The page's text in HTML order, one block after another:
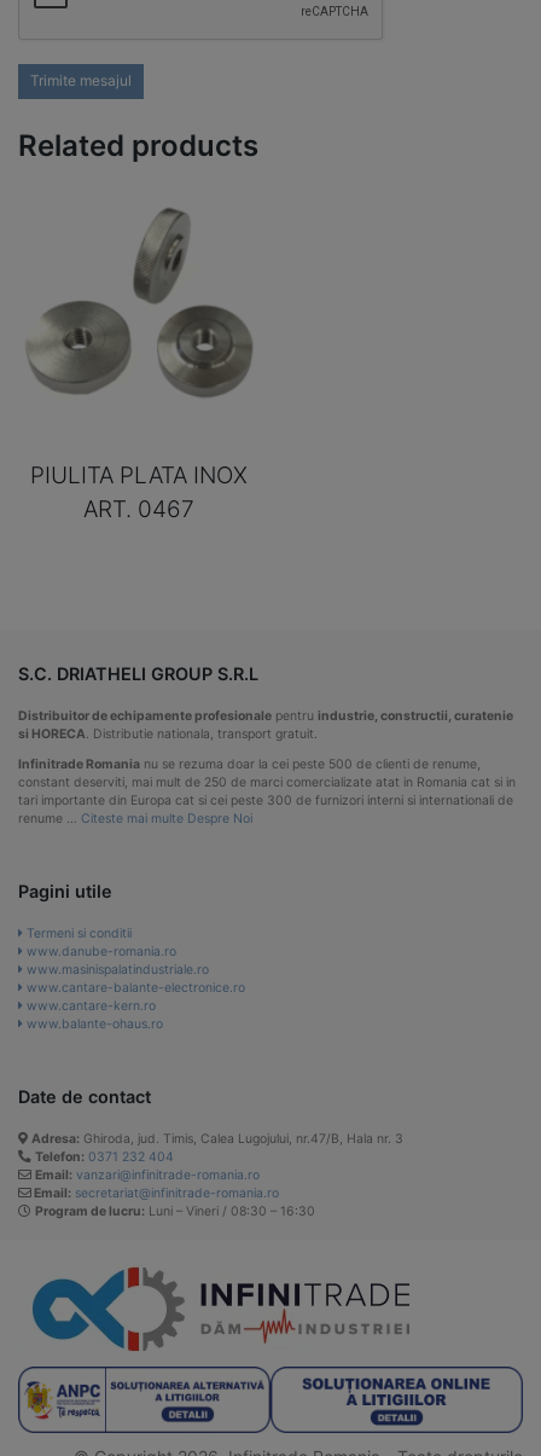
Trimite mesajul
Related products
PIULITA PLATA INOX
ART. 0467
S.C. DRIATHELI GROUP S.R.L
Distribuitor de echipamente profesionale pentru industrie, constructii, curatenie
si HORECA. Distributie nationala, transport gratuit.
Infinitrade Romania nu se rezuma doar la cei peste 500 de clienti de renume,
constant deserviti, mai mult de 250 de marci comercializate atat in Romania cat si in
tari importante din Europa cat si cei peste 300 de furnizori interni si internationali de
renume … Citeste mai multe Despre Noi
Pagini utile
Termeni si conditii
www.danube-romania.ro
www.masinispalatindustriale.ro
www.cantare-balante-electronice.ro
www.cantare-kern.ro
www.balante-ohaus.ro
Date de contact
Adresa: Ghiroda, jud. Timis, Calea Lugojului, nr.47/B, Hala nr. 3
Telefon: 0371 232 404
Email: vanzari@infinitrade-romania.ro
Email: secretariat@infinitrade-romania.ro
Program de lucru: Luni – Vineri / 08:30 – 16:30